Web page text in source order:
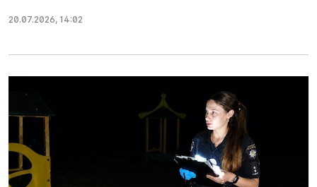
20.07.2026, 14:02